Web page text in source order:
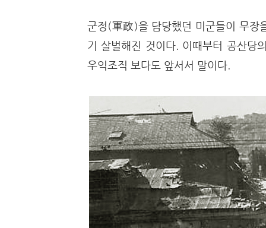
군정(軍政)을 담당했던 미군들이 무장
기 살벌해진 것이다. 이때부터 공산당
우익조직 보다도 앞서서 말이다.